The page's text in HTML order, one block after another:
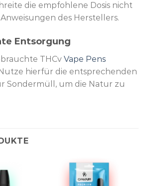
die empfohlene Dosis nicht
des Herstellers.
Entsorgung
THCv Vape Pens
hierfür die entsprechenden
Sondermüll, um die Natur zu